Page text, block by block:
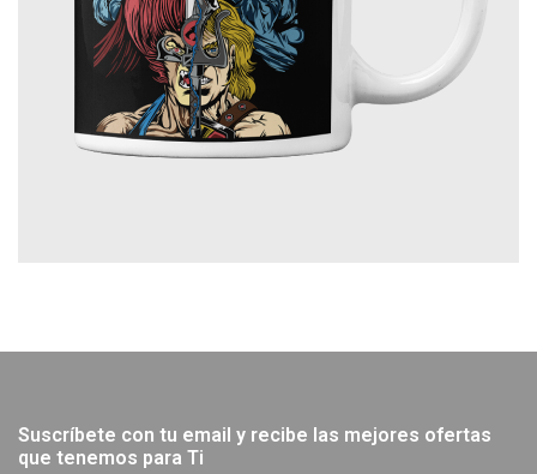
Suscríbete con tu email y recibe las mejores ofertas
que tenemos para Ti